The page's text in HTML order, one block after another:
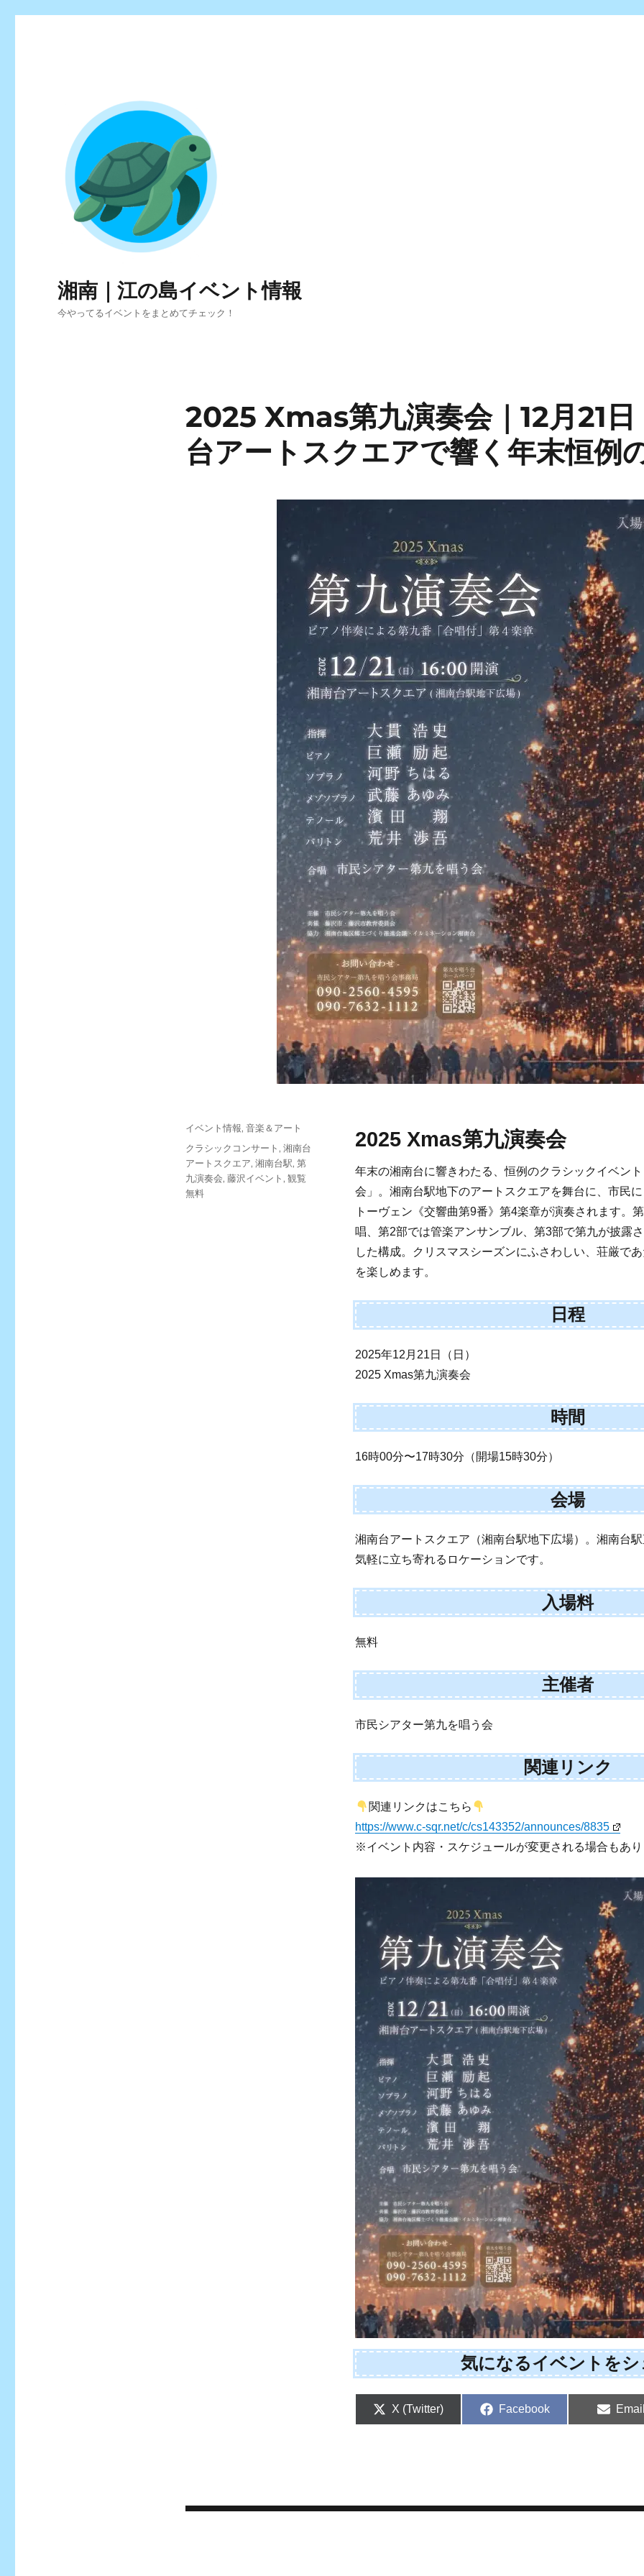
湘南｜江の島イベント情報
今やってるイベントをまとめてチェック！
2025 Xmas第九演奏会｜12月21日
台アートスクエアで響く年末恒例
2025 Xmas第九演奏会
年末の湘南台に響きわたる、恒例のクラシックイベン
会」。湘南台駅地下のアートスクエアを舞台に、市民
トーヴェン《交響曲第9番》第4楽章が演奏されます。
唱、第2部では管楽アンサンブル、第3部で第九が披露
した構成。クリスマスシーズンにふさわしい、荘厳で
を楽しめます。
日程
2025年12月21日（日）
2025 Xmas第九演奏会
時間
16時00分〜17時30分（開場15時30分）
会場
湘南台アートスクエア（湘南台駅地下広場）。湘南台
気軽に立ち寄れるロケーションです。
入場料
無料
主催者
市民シアター第九を唱う会
関連リンク
関連リンクはこちら
https://www.c-sqr.net/c/cs143352/announces/8835
※イベント内容・スケジュールが変更される場合もあ
気になるイベントをシ
Share
X (Twitter)
Share
Facebook
投
日:
カ
テ
リ
ー
イベント情報, 音楽＆アート
タ
グ
クラシックコンサート , 湘南台
アートスクエア, 湘南台駅, 第
九演奏会, 藤沢イベント , 観覧
無料